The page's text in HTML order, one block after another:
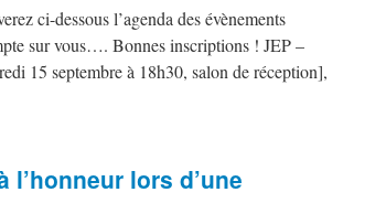
ci-dessous l’agenda des évènements
sur vous…. Bonnes inscriptions ! JEP –
15 septembre à 18h30, salon de réception],
l’honneur lors d’une